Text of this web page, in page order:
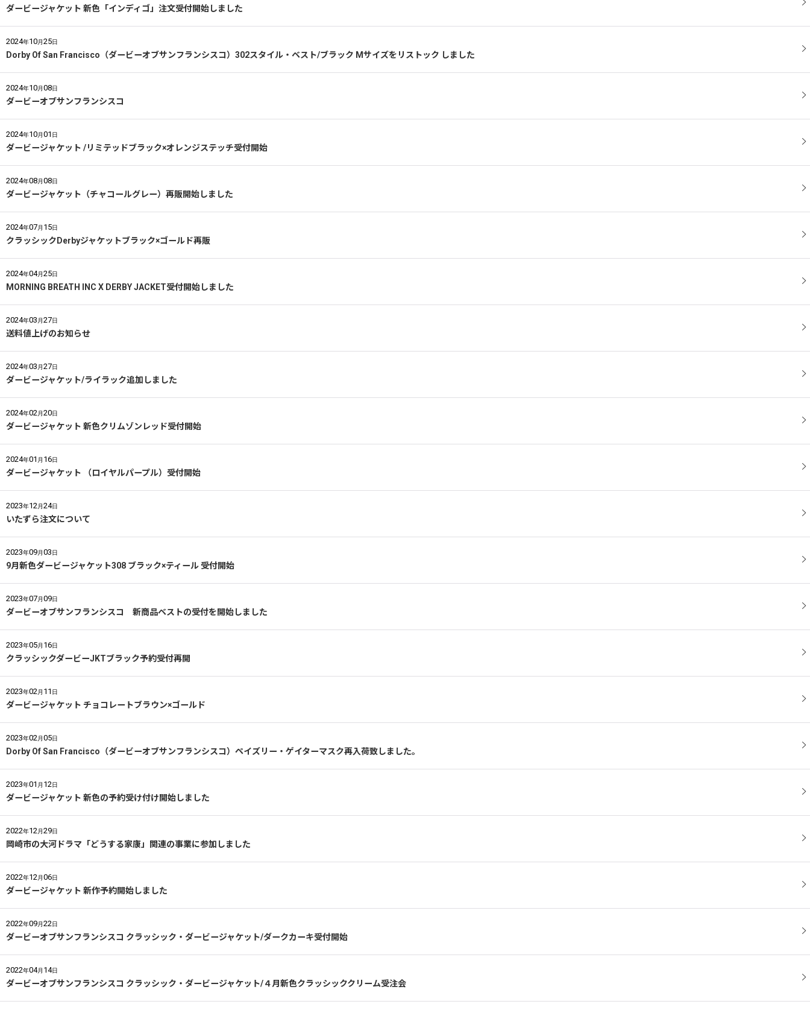
ダービージャケット 新色「インディゴ」注文受付開始しました
2024年10月25日
Dorby Of San Francisco（ダービーオブサンフランシスコ）302スタイル・ベスト/ブラック Mサイズをリストック しました
2024年10月08日
ダービーオブサンフランシスコ
2024年10月01 日
ダービージャケット /リミテッドブラック×オレンジステッチ受付開始
2024年08月08日
ダービージャケット（チャコールグレー）再販開始しました
2024年07月 15日
クラッシックDerbyジャケットブラック×ゴールド再販
2024年04月25日
MORNING BREATH INC X DERBY JACKET受付開始しました
2024年03 月27日
送料値上げのお知らせ
2024年03 月27日
ダービージャケット/ライラック追加しました
2024年02月20日
ダービージャケット 新色クリムゾンレッド受付開始
2024年01 月 16日
ダービージャケット （ロイヤルパープル）受付開始
2023年12月24日
いたずら注文について
2023年09月03日
9月新色ダービージャケット308 ブラック×ティール 受付開始
2023年07月09日
ダービーオブサンフランシスコ 新商品ベストの受付を開始しました
2023年05月 16日
クラッシックダービーJKTブラック予約受付再開
2023年02月 11 日
ダービージャケット チョコレートブラウン×ゴールド
2023年02月05日
Dorby Of San Francisco（ダービーオブサンフランシスコ）ペイズリー・ゲイターマスク再入荷致しました。
2023年01 月 12日
ダービージャケット 新色の予約受け付け開始しました
2022年12月29日
岡崎市の大河ドラマ「どうする家康」関連の事業に参加しました
2022年12月06日
ダービージャケット 新作予約開始しました
2022年09月22日
ダービーオブサンフランシスコ クラッシック・ダービージャケット/ダークカーキ受付開始
2022年04月 14日
ダービーオブサンフランシスコ クラッシック・ダービージャケット/４月新色クラッシッククリーム受注会